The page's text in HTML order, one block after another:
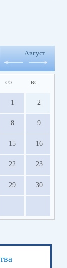
Август
сб вс
1 2
8 9
15 16
22 23
29 30